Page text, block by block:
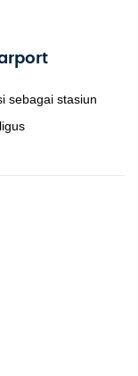
sebagai stasiun